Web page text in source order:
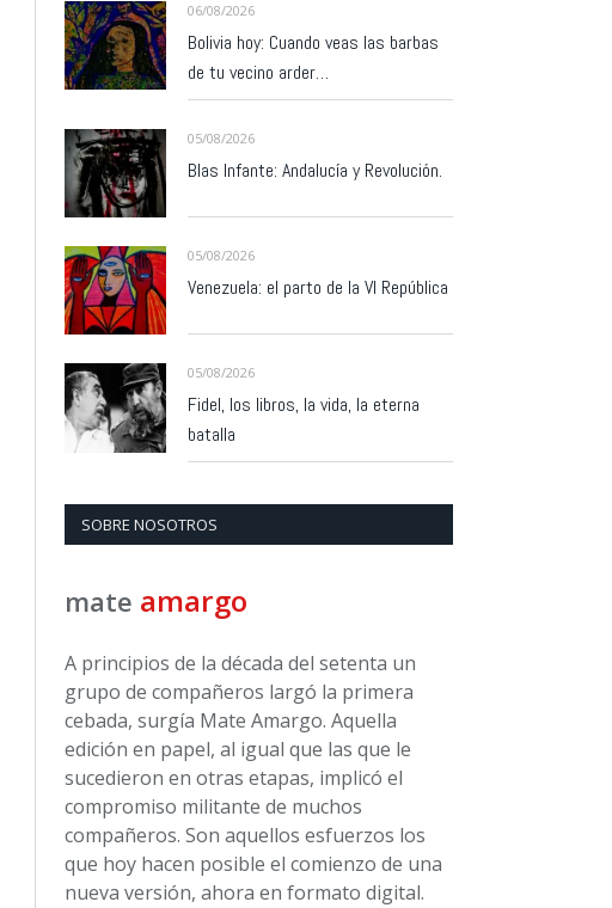
06/08/2026
Bolivia hoy: Cuando veas las barbas
de tu vecino arder…
05/08/2026
Blas Infante: Andalucía y Revolución.
05/08/2026
Venezuela: el parto de la VI República
05/08/2026
Fidel, los libros, la vida, la eterna
batalla
SOBRE NOSOTROS
mate amargo
A principios de la década del setenta un
grupo de compañeros largó la primera
cebada, surgía Mate Amargo. Aquella
edición en papel, al igual que las que le
sucedieron en otras etapas, implicó el
compromiso militante de muchos
compañeros. Son aquellos esfuerzos los
que hoy hacen posible el comienzo de una
nueva versión, ahora en formato digital.